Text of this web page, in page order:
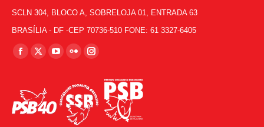
SCLN 304, BLOCO A, SOBRELOJA 01, ENTRADA 63
BRASÍLIA - DF -CEP 70736-510 FONE: 61 3327-6405
Encontre-nos em:
Facebook
opens
in
X
opens
in
YouTube
opens
in
new
Flickr
opens
in
new
Instagram
opens
in